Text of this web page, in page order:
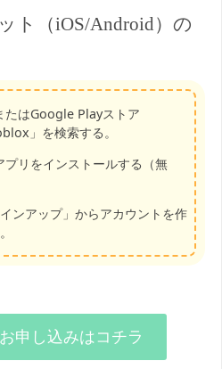
ト（iOS/Android）の
はGoogle Playストア
」を検索する。
プリをインストールする（無
ンアップ」からアカウントを作
申し込みはコチラ